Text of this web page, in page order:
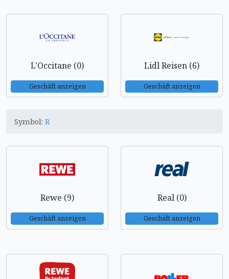
L'Occitane (0)
Geschäft anzeigen
Lidl Reisen (6)
Geschäft anzeigen
Symbol: R
Rewe (9)
Geschäft anzeigen
Real (0)
Geschäft anzeigen